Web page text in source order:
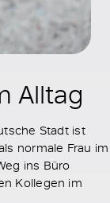
Alltag
Stadt ist
normale Frau im
ins Büro
Kollegen im